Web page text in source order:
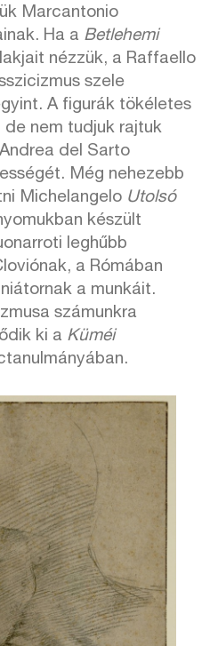
Marcantonio
Ha a Betlehemi
nézzük, a Raffaello
szele
A figurák tökéletes
nem tudjuk rajtuk
del Sarto
Még nehezebb
Michelangelo Utolsó
készült
leghűbb
a Rómában
a munkáit.
számunkra
ki a Küméi